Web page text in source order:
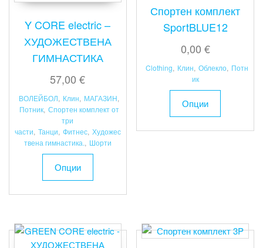
Y CORE electric –
ХУДОЖЕСТВЕНА
ГИМНАСТИКА
57,00€
ВОЛЕЙБОЛ, Клин, МАГАЗИН,
Потник, Спортен комплект от
три
части, Танци, Фитнес, Художес
твена гимнастика., Шорти
Опции
This
has
multiple
The
options
Спортен комплект
SportBLUE12
0,00 €
Clothing, Клин, Облекло, Потн
ик
Опции
This
has
multiple
on